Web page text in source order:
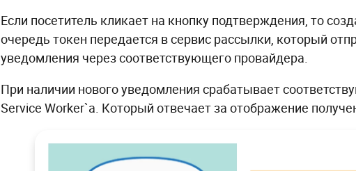
Если посетитель кликает на кнопку подтверждения, то
очередь токен передается в сервис рассылки, который
уведомления через соответствующего провайдера.
При наличии нового уведомления срабатывает
Service Worker`a. Который отвечает за отображение